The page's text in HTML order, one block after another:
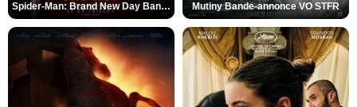
Spider-Man: Brand New Day Bande-annonce VO STFR Mutiny Bande-annonce VO STFR